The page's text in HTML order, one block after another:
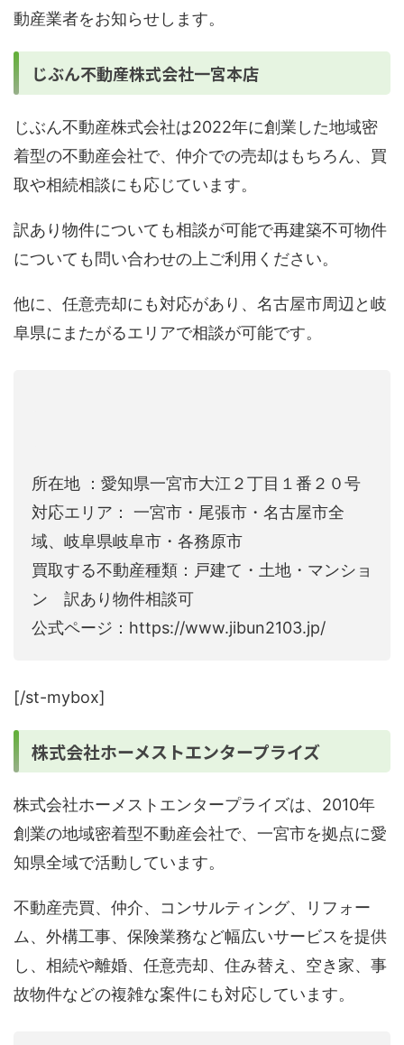
動産業者をお知らせします。
じぶん不動産株式会社一宮本店
じぶん不動産株式会社は2022年に創業した地域密
着型の不動産会社で、仲介での売却はもちろん、買
取や相続相談にも応じています。
訳あり物件についても相談が可能で再建築不可物件
についても問い合わせの上ご利用ください。
他に、任意売却にも対応があり、名古屋市周辺と岐
阜県にまたがるエリアで相談が可能です。
所在地 ：愛知県一宮市大江２丁目１番２０号
対応エリア： 一宮市・尾張市・名古屋市全
域、岐阜県岐阜市・各務原市
買取する不動産種類：戸建て・土地・マンショ
ン 訳あり物件相談可
公式ページ：https://www.jibun2103.jp/
[/st-mybox]
株式会社ホーメストエンタープライズ
株式会社ホーメストエンタープライズは、2010年
創業の地域密着型不動産会社で、一宮市を拠点に愛
知県全域で活動しています。
不動産売買、仲介、コンサルティング、リフォー
ム、外構工事、保険業務など幅広いサービスを提供
し、相続や離婚、任意売却、住み替え、空き家、事
故物件などの複雑な案件にも対応しています。